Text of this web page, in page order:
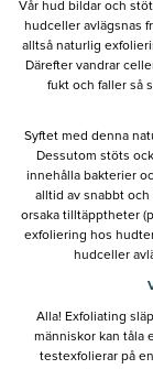
Vår hud bildar och
hudceller avlägsnas
alltså naturlig
Därefter vandrar
fukt och faller så
Syftet med denna
Dessutom stöts
innehålla bakterier
alltid av snabbt
orsaka tilltäpptheter
exfoliering hos
hudceller
Alla! Exfoliating
människor kan tåla
testexfolierar på